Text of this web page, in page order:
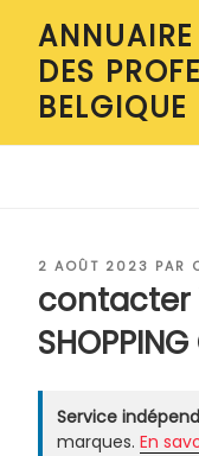
contenu
principal
DES
BELGIQUE
PUBLIÉ
2 AOÛT 2023 PAR
contacter
SHOPPING
Service
marques. En